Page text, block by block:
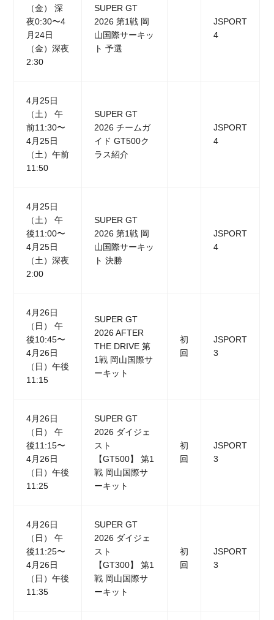
（金） 深
夜0:30〜4
月24日
（金）深夜
2:30
SUPER GT
2026 第1戦 岡
山国際サーキッ
ト 予選
JSPORT
4
4月25日
（土） 午
前11:30〜
4月25日
（土）午前
11:50
SUPER GT
2026 チームガ
イド GT500ク
ラス紹介
JSPORT
4
4月25日
（土） 午
後11:00〜
4月25日
（土）深夜
2:00
SUPER GT
2026 第1戦 岡
山国際サーキッ
ト 決勝
JSPORT
4
4月26日
（日） 午
後10:45〜
4月26日
（日）午後
11:15
SUPER GT
2026 AFTER
THE DRIVE 第
1戦 岡山国際サ
ーキット
初
回
JSPORT
3
4月26日
（日） 午
後11:15〜
4月26日
（日）午後
11:25
SUPER GT
2026 ダイジェ
スト
【GT500】 第1
戦 岡山国際サ
ーキット
初
回
JSPORT
3
4月26日
（日） 午
後11:25〜
4月26日
（日）午後
11:35
SUPER GT
2026 ダイジェ
スト
【GT300】 第1
戦 岡山国際サ
ーキット
初
回
JSPORT
3